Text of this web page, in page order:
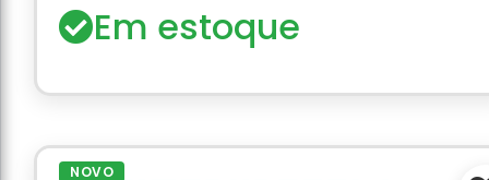
Em estoque
NOVO